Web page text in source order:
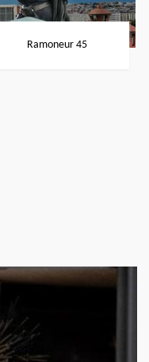
Ramoneur 45